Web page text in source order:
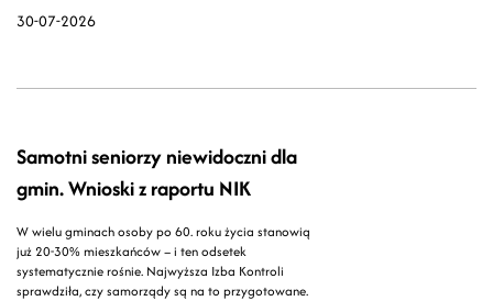
30-07-2026
Samotni seniorzy niewidoczni dla
gmin. Wnioski z raportu NIK
W wielu gminach osoby po 60. roku życia stanowią
już 20-30% mieszkańców – i ten odsetek
systematycznie rośnie. Najwyższa Izba Kontroli
sprawdziła, czy samorządy są na to przygotowane.